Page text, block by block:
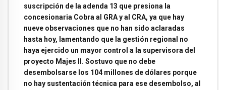
suscripción de la adenda 13 que presiona la
concesionaria Cobra al GRA y al CRA, ya que hay
nueve observaciones que no han sido aclaradas
hasta hoy, lamentando que la gestión regional no
haya ejercido un mayor control a la supervisora del
proyecto Majes II. Sostuvo que no debe
desembolsarse los 104 millones de dólares porque
no hay sustentación técnica para ese desembolso, al